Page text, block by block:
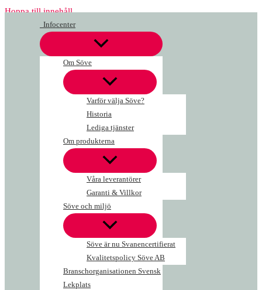
Hoppa till innehåll
Infocenter
Om Söve
Varför välja Söve?
Historia
Lediga tjänster
Om produkterna
Våra leverantörer
Garanti & Villkor
Söve och miljö
Söve är nu Svanencertifierat
Kvalitetspolicy Söve AB
Branschorganisationen Svensk
Lekplats